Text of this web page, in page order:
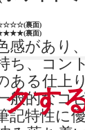
裏面)
裏面)
感があり
ち、コン
ある仕上
般的なコ
記特性に
す